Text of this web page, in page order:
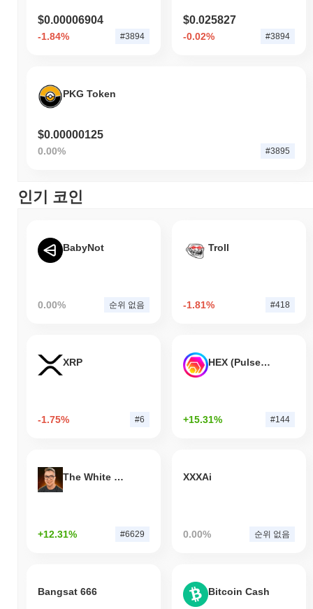
$0.00006904
-1.84% #3894
$0.025827
-0.02% #3894
PKG Token
$0.00000125
0.00% #3895
인기 코인
BabyNot
0.00% 순위 없음
Troll
-1.81% #418
XRP
-1.75% #6
HEX (Pulsechain)
+15.31% #144
The White Bull
+12.31% #6629
XXXAi
0.00% 순위 없음
Bangsat 666 Bitcoin Cash